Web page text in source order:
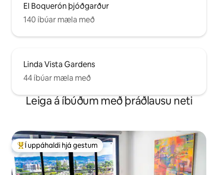
El Boquerón þjóðgarður
140 íbúar mæla með
Linda Vista Gardens
44 íbúar mæla með
Leiga á íbúðum með þráðlausu neti
Í mestu uppáhaldi hjá gestum
Í uppáhaldi hjá gestum